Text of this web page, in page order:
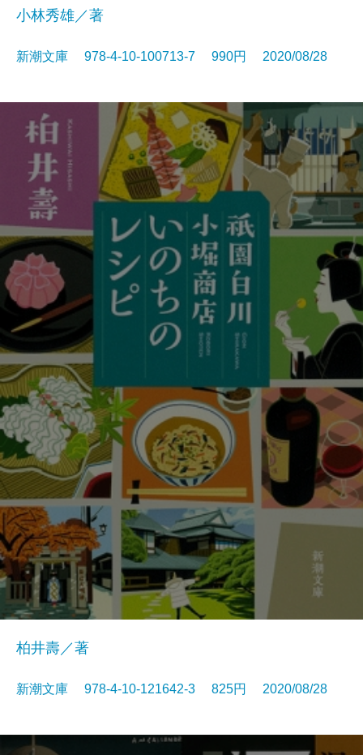
小林秀雄／著
新潮文庫 978-4-10-100713-7 990円 2020/08/28
柏井壽／著
新潮文庫 978-4-10-121642-3 825円 2020/08/28